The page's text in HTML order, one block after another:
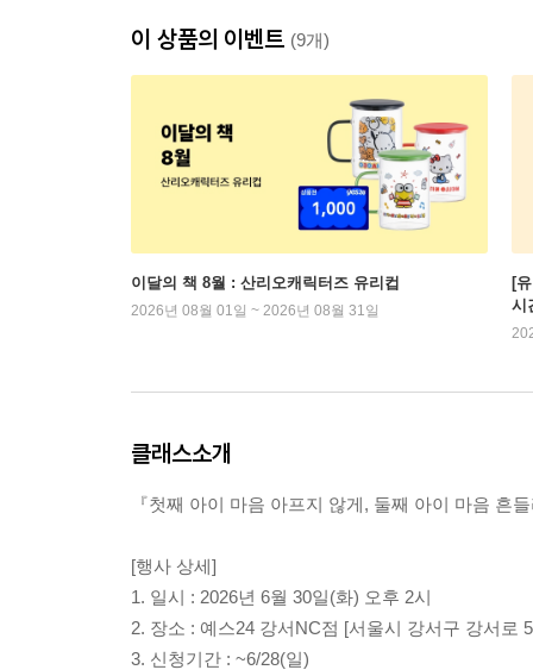
이 상품의 이벤트 (9개)
이달의 책 8월 : 산리오캐릭터즈 유리컵
2026년 08월 01일 ~ 2026년 08월 31일
[
시
클래스소개
『첫째 아이 마음 아프지 않게, 둘째 아이 마음 흔
[행사 상세]
1. 일시 : 2026년 6월 30일(화) 오후 2시
2. 장소 : 예스24 강서NC점 [서울시 강서구 강서로
3. 신청기간 : ~6/28(일)